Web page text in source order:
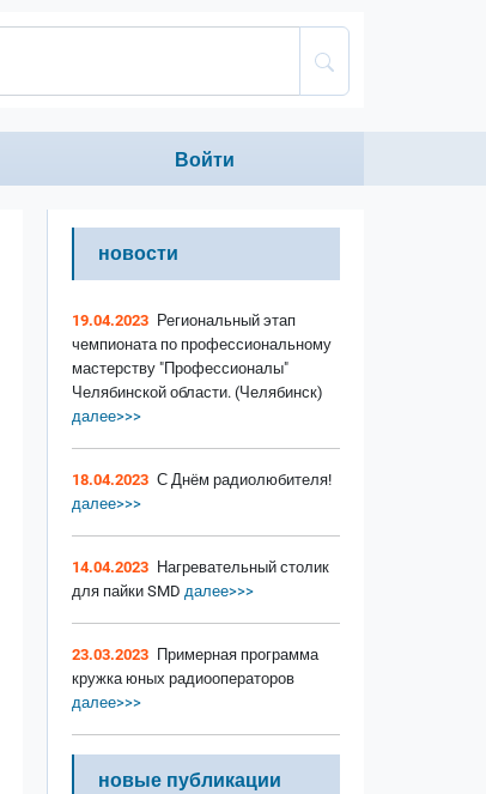
Anonumous menu
Войти
новости
19.04.2023 Региональный этап
чемпионата по профессиональному
мастерству "Профессионалы"
Челябинской области. (Челябинск)
далее>>>
18.04.2023 С Днём радиолюбителя!
далее>>>
14.04.2023 Нагревательный столик
для пайки SMD далее>>>
23.03.2023 Примерная программа
кружка юных радиооператоров
далее>>>
новые публикации